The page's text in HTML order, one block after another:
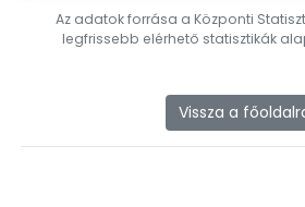
Az adatok forrása a Központi
legfrissebb elérhető statisztikák
Vissza a